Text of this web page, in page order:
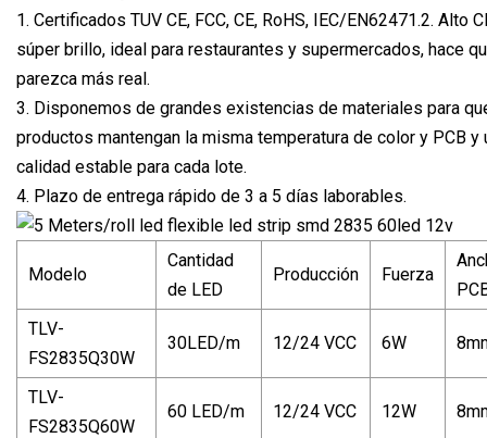
1. Certificados TUV CE, FCC, CE, RoHS, IEC/EN62471.2. Alto
súper brillo, ideal para restaurantes y supermercados, hace
parezca más real.
3. Disponemos de grandes existencias de materiales para
productos mantengan la misma temperatura de color y PCB y
calidad estable para cada lote.
4. Plazo de entrega rápido de 3 a 5 días laborables.
Modelo
Cantidad
de LED
Producción Fuerza
TLV-
FS2835Q30W
30LED/m 12/24 VCC 6W
TLV-
FS2835Q60W
60 LED/m 12/24 VCC 12W